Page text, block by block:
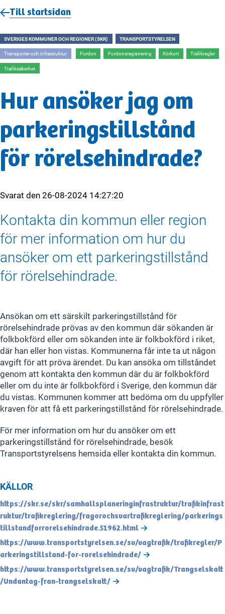
Till startsidan
SVERIGES KOMMUNER OCH REGIONER (SKR) TRANSPORTSTYRELSEN
Transporter och infrastruktur Fordon Fordonsregistrering Körkort Trafikregler
Trafiksäkerhet
Hur ansöker jag om
parkeringstillstånd
för rörelsehindrade?
Svarat den26-08-2024 14:27:20
Kontakta din kommun eller region
för mer information om hur du
ansöker om ett parkeringstillstånd
för rörelsehindrade.
Ansökan om ett särskilt parkeringstillstånd för
rörelsehindrade prövas av den kommun där sökanden är
folkbokförd eller om sökanden inte är folkbokförd i riket,
där han eller hon vistas. Kommunerna får inte ta ut någon
avgift för att pröva ärendet. Du kan ansöka om tillståndet
genom att kontakta den kommun där du är folkbokförd
eller om du inte är folkbokförd i Sverige, den kommun där
du vistas. Kommunen kommer att bedöma om du uppfyller
kraven för att få ett parkeringstillstånd för rörelsehindrade.
För mer information om hur du ansöker om ett
parkeringstillstånd för rörelsehindrade, besök
Transportstyrelsens hemsida eller kontakta din kommun.
KÄLLOR
https://skr.se/skr/samhallsplaneringinfrastruktur/trafikinfrast
ruktur/trafikreglering/fragorochsvartrafikreglering/parkerings
tillstandforrorelsehindrade.51962.html
https://www.transportstyrelsen.se/sv/vagtrafik/trafikregler/P
arkeringstillstand-for-rorelsehindrade/
https://www.transportstyrelsen.se/sv/vagtrafik/Trangselskatt
/Undantag-fran-trangselskatt/